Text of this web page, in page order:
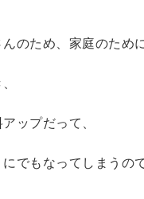
のため、家庭のために
ップだって、
でもなってしまうので